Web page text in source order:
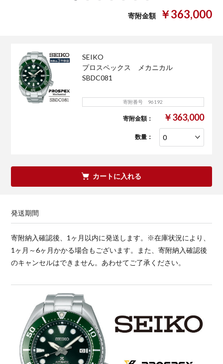
寄附金額 ￥363,000
SEIKO
プロスペックス メカニカル
SBDC081
寄附番号 96192
寄附金額： ￥363,000
数量：
カートに入れる
発送期間
寄附納入確認後、1ヶ月以内に発送します。※在庫状況により、
1ヶ月～6ヶ月かかる場合もございます。また、寄附納入確認後
のキャンセルはできません。あわせてご了承ください。